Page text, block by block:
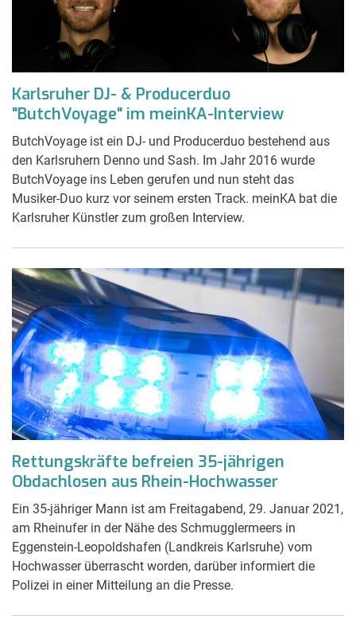
Karlsruher DJ- & Producerduo
"ButchVoyage" im meinKA-Interview
ButchVoyage ist ein DJ- und Producerduo bestehend aus
den Karlsruhern Denno und Sash. Im Jahr 2016 wurde
ButchVoyage ins Leben gerufen und nun steht das
Musiker-Duo kurz vor seinem ersten Track. meinKA bat die
Karlsruher Künstler zum großen Interview.
Rettungskräfte befreien 35-jährigen
Obdachlosen aus Rhein-Hochwasser
Ein 35-jähriger Mann ist am Freitagabend, 29. Januar 2021,
am Rheinufer in der Nähe des Schmugglermeers in
Eggenstein-Leopoldshafen (Landkreis Karlsruhe) vom
Hochwasser überrascht worden, darüber informiert die
Polizei in einer Mitteilung an die Presse.